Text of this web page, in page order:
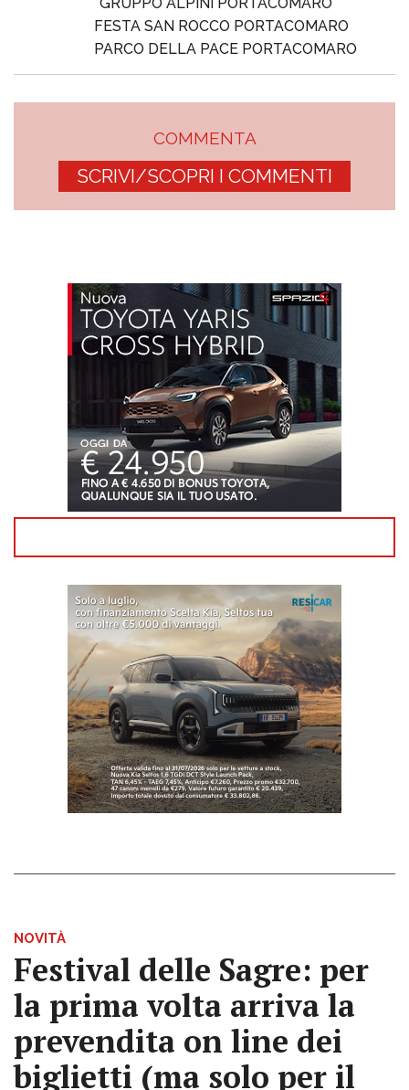
FESTA SAN ROCCO PORTACOMARO
PARCO DELLA PACE PORTACOMARO
COMMENTA
SCRIVI/SCOPRI I COMMENTI
NOVITÀ
Festival delle Sagre: per
la prima volta arriva la
prevendita on line dei
biglietti (ma solo per il